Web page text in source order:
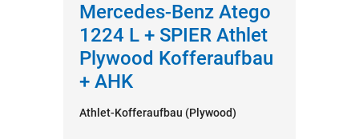
Mercedes-Benz Atego
1224 L + SPIER Athlet
Plywood Kofferaufbau
+ AHK
Athlet-Kofferaufbau (Plywood)